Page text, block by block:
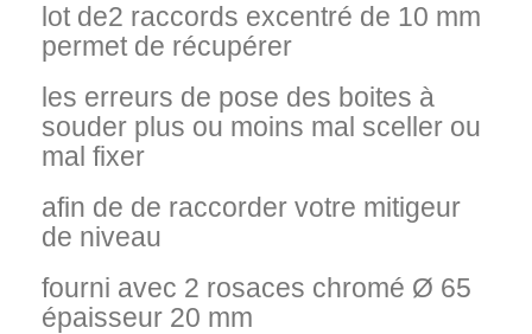
lot de2 raccords excentré de 10 mm
permet de récupérer
les erreurs de pose des boites à
souder plus ou moins mal sceller ou
mal fixer
afin de de raccorder votre mitigeur
de niveau
fourni avec 2 rosaces chromé Ø 65
épaisseur 20 mm